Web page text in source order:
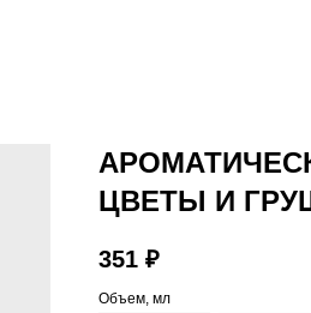
ЦВЕТЫ И
351 ₽
Объем, мл